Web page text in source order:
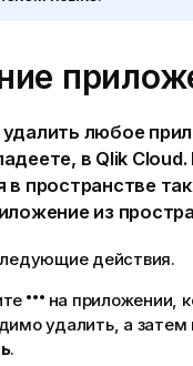
любое
в Qlik Cloud.
в пространстве
из
действия.
на приложении,
удалить, а затем
.